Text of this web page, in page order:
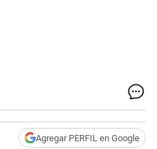
Agregar PERFIL en Google